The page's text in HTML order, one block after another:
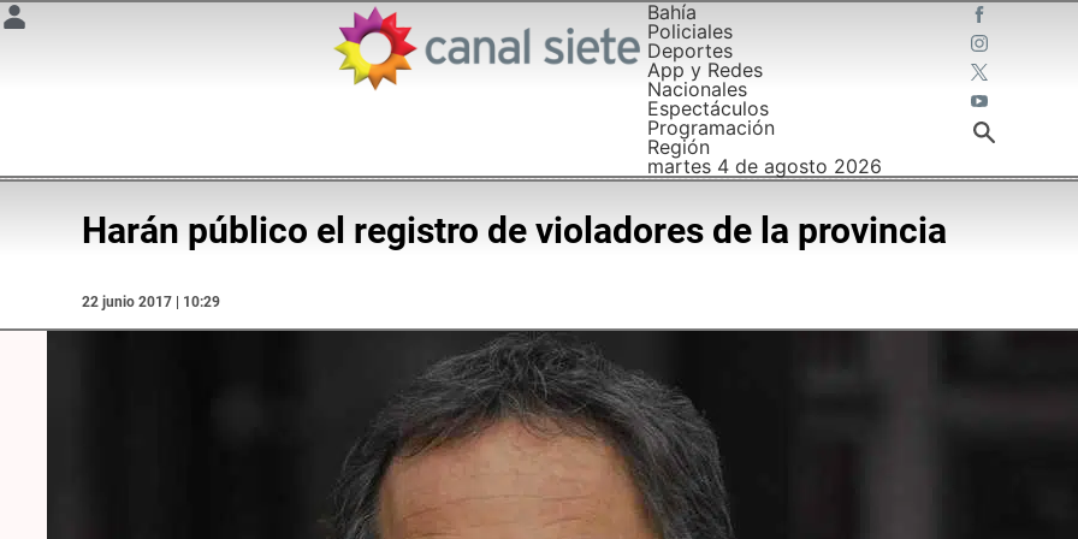
Bahía
Policiales
Deportes
App y Redes
Nacionales
Espectáculos
Programación
Región
martes 4 de agosto 2026
Harán público el registro de violadores de la provincia
22 junio 2017 | 10:29